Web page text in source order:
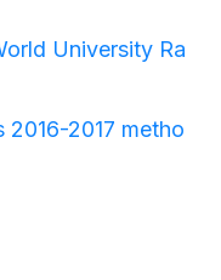
University Ra
2016-2017 metho